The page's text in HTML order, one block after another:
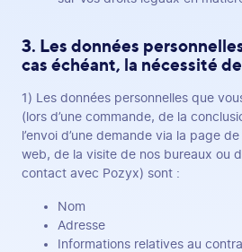
3. Les données
cas échéant, la nécessité
1) Les données personnelles que
(lors d’une commande, de la
l’envoi d’une demande via la page
web, de la visite de nos bureaux ou
contact avec Pozyx) sont :
Nom
Adresse
Informations relatives au